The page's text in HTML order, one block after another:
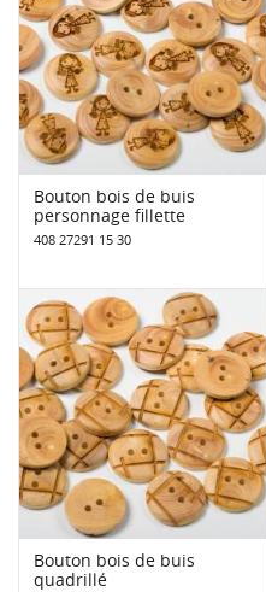
Bouton bois de buis
personnage fillette
408 27291 15 30
Bouton bois de buis
quadrillé